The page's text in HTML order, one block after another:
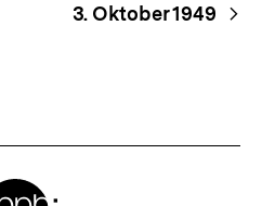
3. Oktober 1949